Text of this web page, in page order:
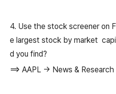
4. Use the stock screener on
e largest stock by market
d you find?
==> AAPL -> News &